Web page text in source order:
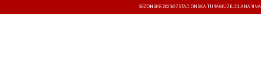
SEZONSKE 2026/27 STADIONSKA TURA MUZEJČLANARINA